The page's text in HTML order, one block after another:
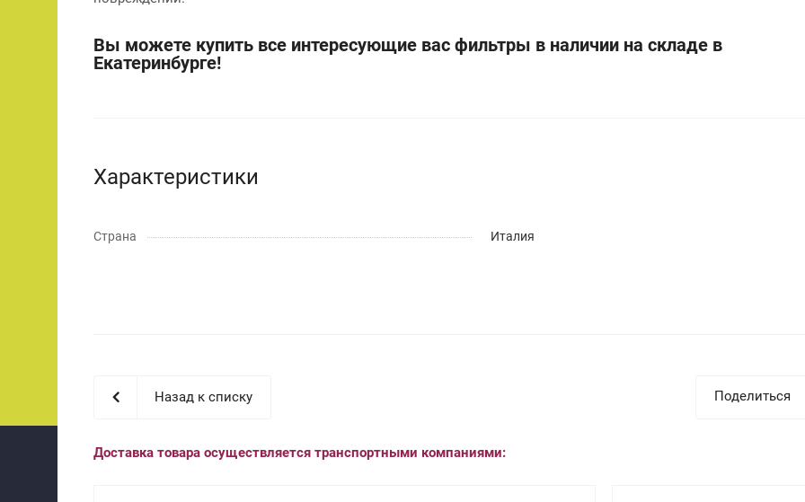
Вы можете купить все интересующие вас фильтры в наличии на складе в
Екатеринбурге!
Характеристики
Страна Италия
Поделиться
Назад к списку
Доставка товара осуществляется транспортными компаниями: